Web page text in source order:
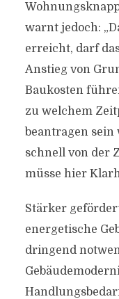
warnt jedoch:
erreicht, darf
Anstieg von
Baukosten
zu welchem
beantragen
schnell von der
müsse hier
Stärker
energetische
dringend